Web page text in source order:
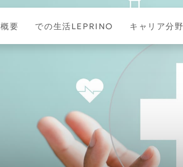
概要 での生活LEPRINO キャリア分野